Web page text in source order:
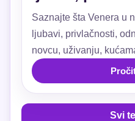
Saznajte šta Venera u
ljubavi, privlačnosti,
novcu, uživanju,
Svi